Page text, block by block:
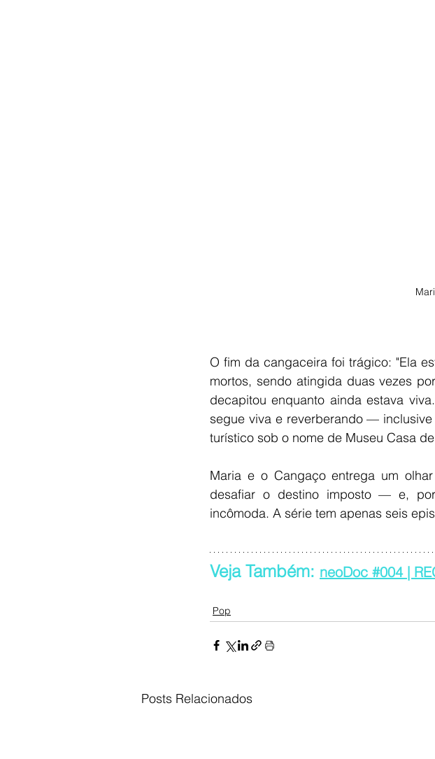
O fim da cangaceira foi trágico: "Ela
mortos, sendo atingida duas vezes
decapitou enquanto ainda estava
segue viva e reverberando —
turístico sob o nome de Museu Casa
Maria e o Cangaço entrega um
desafiar o destino imposto — e,
incômoda. A série tem apenas seis
Veja Também: neoDoc #004 |
Pop
Posts Relacionados